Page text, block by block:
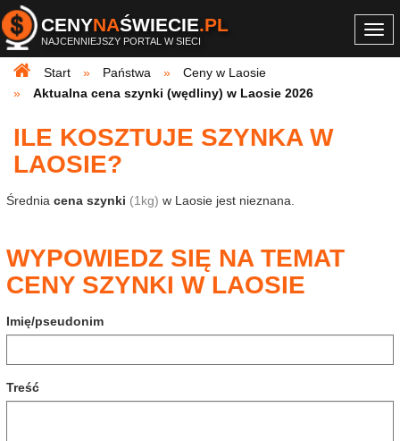
CENYNAŚWIECIE.PL
NAJCENNIEJSZY PORTAL W SIECI
Start
Państwa
Ceny w Laosie
Aktualna cena szynki (wędliny) w Laosie 2026
ILE KOSZTUJE SZYNKA W
LAOSIE?
Średnia cena szynki (1kg) w Laosie jest nieznana.
WYPOWIEDZ SIĘ NA TEMAT
CENY SZYNKI W LAOSIE
Imię/pseudonim
Treść